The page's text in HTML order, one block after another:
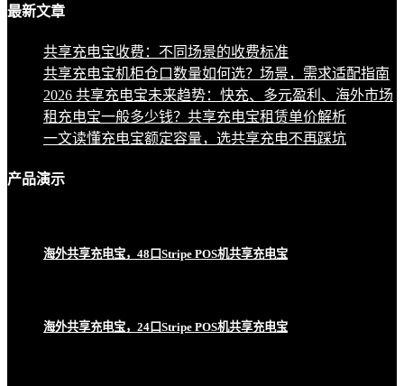
最新文章
共享充电宝收费：不同场景的收费标准
共享充电宝机柜仓口数量如何选？场景，需求适配指南
2026 共享充电宝未来趋势：快充、多元盈利、海外市场
租充电宝一般多少钱？共享充电宝租赁单价解析
一文读懂充电宝额定容量，选共享充电不再踩坑
产品演示
海外共享充电宝，48口Stripe POS机共享充电宝
海外共享充电宝，24口Stripe POS机共享充电宝